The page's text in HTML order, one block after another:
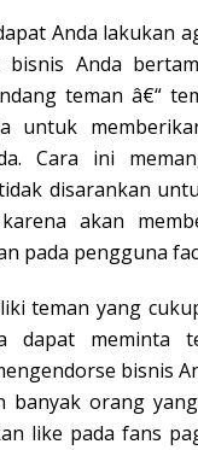
Anda lakukan
bisnis Anda
teman â€“
untuk
Cara ini
disarankan
akan
pada pengguna
teman yang
dapat meminta
bisnis
banyak orang
like pada fans